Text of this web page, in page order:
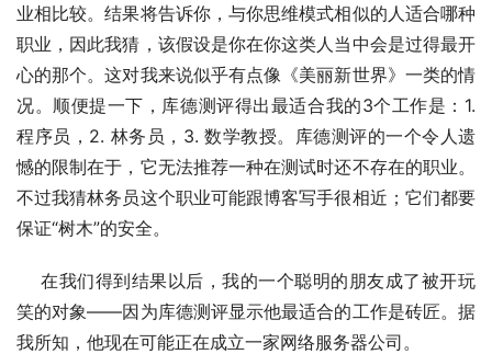
业相比较。结果将告诉你，与你思维模式相似的人适合哪种
职业，因此我猜，该假设是你在你这类人当中会是过得最开
心的那个。这对我来说似乎有点像《美丽新世界》一类的情
况。顺便提一下，库德测评得出最适合我的3个工作是：1.
程序员，2. 林务员，3. 数学教授。库德测评的一个令人遗
憾的限制在于，它无法推荐一种在测试时还不存在的职业。
不过我猜林务员这个职业可能跟博客写手很相近；它们都要
保证“树木”的安全。
在我们得到结果以后，我的一个聪明的朋友成了被开玩
笑的对象——因为库德测评显示他最适合的工作是砖匠。据
我所知，他现在可能正在成立一家网络服务器公司。